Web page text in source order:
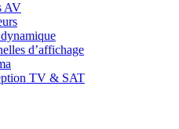
AV
d’affichage
TV & SAT